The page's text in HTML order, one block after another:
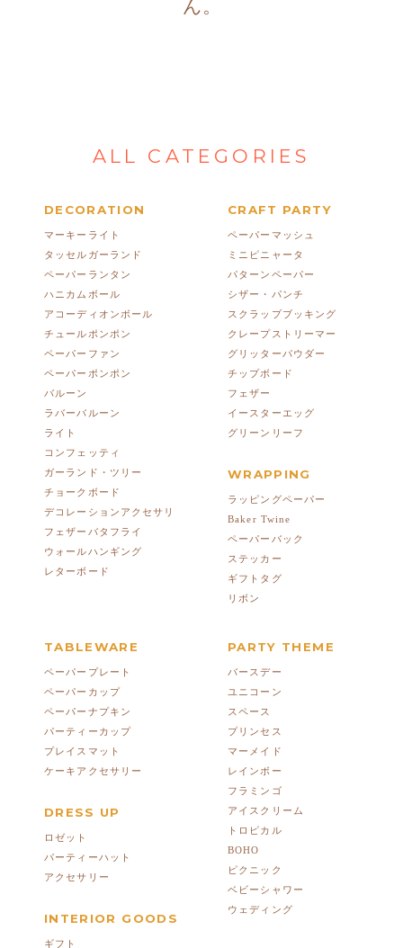
ん。
ALL CATEGORIES
DECORATION
マーキーライト
タッセルガーランド
ペーパーランタン
ハニカムボール
アコーディオンボール
チュールポンポン
ペーパーファン
ペーパーポンポン
バルーン
ラバーバルーン
ライト
コンフェッティ
ガーランド・ツリー
チョークボード
デコレーションアクセサリ
フェザーバタフライ
ウォールハンギング
レターボード
CRAFT PARTY
ペーパーマッシュ
ミニピニャータ
パターンペーパー
シザー・パンチ
スクラップブッキング
クレープストリーマー
グリッターパウダー
チップボード
フェザー
イースターエッグ
グリーンリーフ
WRAPPING
ラッピングペーパー
Baker Twine
ペーパーバック
ステッカー
ギフトタグ
リボン
TABLEWARE
ペーパープレート
ペーパーカップ
ペーパーナプキン
パーティーカップ
プレイスマット
ケーキアクセサリー
DRESS UP
ロゼット
パーティーハット
アクセサリー
INTERIOR GOODS
ギフト
PARTY THEME
バースデー
ユニコーン
スペース
プリンセス
マーメイド
レインボー
フラミンゴ
アイスクリーム
トロピカル
BOHO
ピクニック
ベビーシャワー
ウェディング